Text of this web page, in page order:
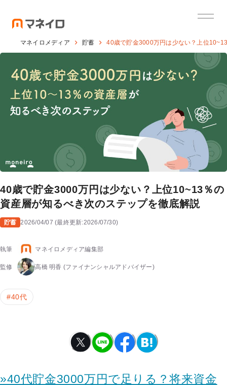
マネイロメディア 貯蓄 40歳で貯金3000万円は少ない？上位
40歳で貯金3000万円は少ない？上位10~13％の
資産層が知るべき次のステップを徹底解説
貯蓄 2026/04/07 (最終更新:2026/07/30)
執筆 マネイロメディア編集部
監修 高橋 明香 (ファイナンシャルアドバイザー)
#40代
»40代貯金3000万円で足りる？将来資金